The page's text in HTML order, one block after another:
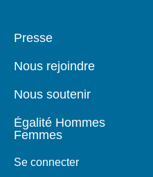
Pied
Presse
Nous rejoindre
Nous soutenir
Égalité Hommes
Femmes
Se connecter